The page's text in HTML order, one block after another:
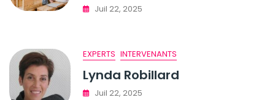
Juil 22, 2025
EXPERTS INTERVENANTS
Lynda Robillard
Juil 22, 2025